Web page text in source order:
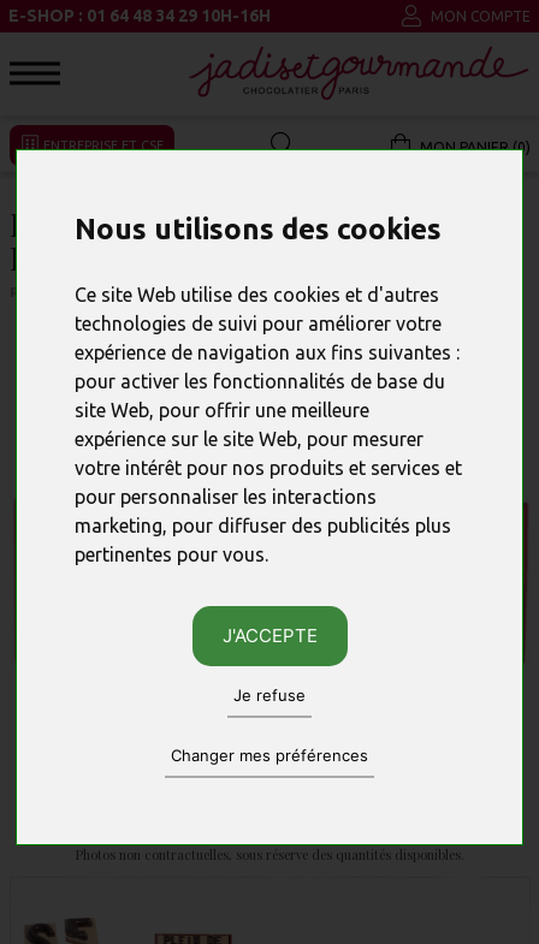
Nous utilisons des cookies
Ce site Web utilise des cookies et d'autres
technologies de suivi pour améliorer votre
expérience de navigation aux fins suivantes :
pour activer les fonctionnalités de base du
site Web, pour offrir une meilleure
expérience sur le site Web, pour mesurer
votre intérêt pour nos produits et services et
pour personnaliser les interactions
marketing, pour diffuser des publicités plus
pertinentes pour vous.
J'ACCEPTE
Je refuse
Changer mes préférences
E-SHOP : 01 64 48 34 29 10H-16H MON COMPTE
ENTREPRISE ET CSE MON PANIER (0)
BOITE DE 20 LETTRES À
PERSONNALISER
RÉFÉRENCE : 696
Photos non contractuelles, sous réserve des quantités disponibles.